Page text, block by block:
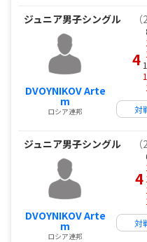
ジュニア男子シングル
DVOYNIKOV Arte
m
ロシア連邦
4
対
ジュニア男子シングル
DVOYNIKOV Arte
m
ロシア連邦
4
対